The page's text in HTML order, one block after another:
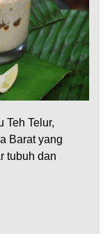
Teh Telur,
Barat yang
tubuh dan